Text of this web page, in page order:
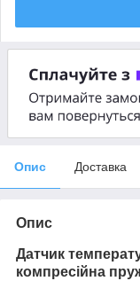
Опис Доставка
Опис
Датчик
компресійна